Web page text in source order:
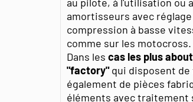
amortisseurs avec
compression à basse
comme sur les motocross.
Dans les cas les plus
"factory"qui disposent de
également de pièces
éléments avec traitement